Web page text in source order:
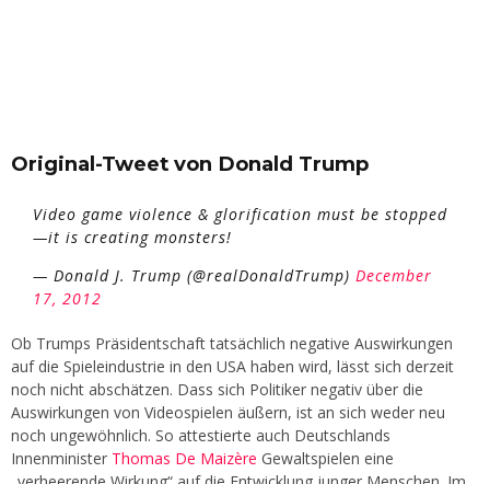
Original-Tweet von Donald Trump
Video game violence & glorification must be stopped
—it is creating monsters!
— Donald J. Trump (@realDonaldTrump) December
17, 2012
Ob Trumps Präsidentschaft tatsächlich negative Auswirkungen
auf die Spieleindustrie in den USA haben wird, lässt sich derzeit
noch nicht abschätzen. Dass sich Politiker negativ über die
Auswirkungen von Videospielen äußern, ist an sich weder neu
noch ungewöhnlich. So attestierte auch Deutschlands
Innenminister Thomas De Maizère Gewaltspielen eine